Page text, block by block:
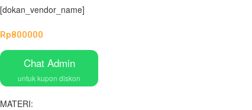
[dokan_vendor_name]
Rp800000
Chat Admin
untuk kupon diskon
MATERI: